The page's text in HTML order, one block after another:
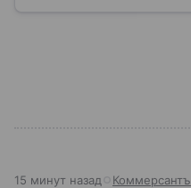
15 минут назад Коммерсантъ